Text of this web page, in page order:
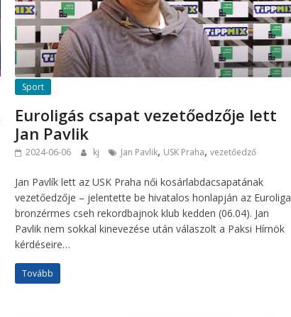
Sport
Euroligás csapat vezetőedzője lett
Jan Pavlik
2024-06-06 kj Jan Pavlik, USK Praha,vezetőedző
Jan Pavlík lett az USK Praha női kosárlabdacsapatának
vezetőedzője – jelentette be hivatalos honlapján az Euroliga
bronzérmes cseh rekordbajnok klub kedden (06.04). Jan
Pavlik nem sokkal kinevezése után válaszolt a Paksi Hírnök
kérdéseire…
Tovább